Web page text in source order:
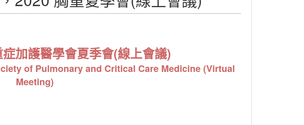
加護醫學會夏季會(線上會議)
of Pulmonary and Critical Care Medicine (Virtual
Meeting)